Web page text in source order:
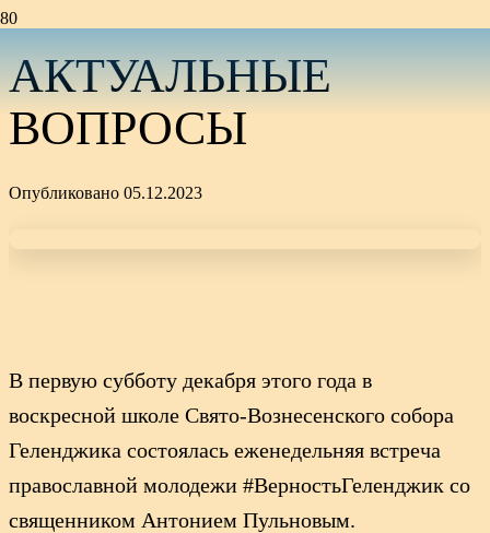
АКТУАЛЬНЫЕ
ВОПРОСЫ
Опубликовано 05.12.2023
В первую субботу декабря этого года в
воскресной школе Свято-Вознесенского собора
Геленджика состоялась еженедельняя встреча
православной молодежи #ВерностьГеленджик со
священником Антонием Пульновым.